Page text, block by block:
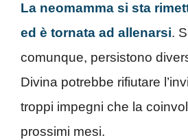
La neomamma si sta
ed è tornata ad allenarsi.
comunque, persistono
Divina potrebbe rifiutare
troppi impegni che la
prossimi mesi.